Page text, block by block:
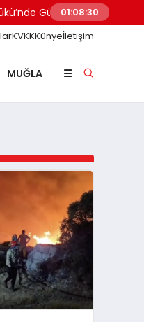
Olan ‘3 Adımlık’
01:08:31
KVKKKünyeİletişim
MUĞLA ☰